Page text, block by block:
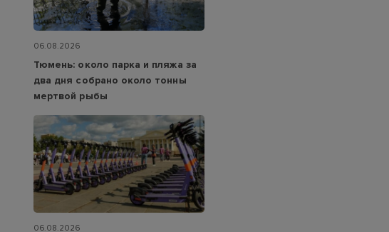
06.08.2026
Тюмень: около парка и пляжа за
два дня собрано около тонны
мертвой рыбы
06.08.2026